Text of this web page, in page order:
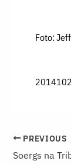
Foto:
PREVIOUS
Soergs na